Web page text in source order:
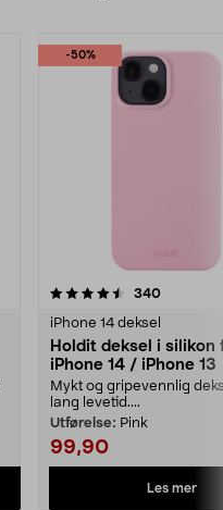
-50%
340
iPhone 14 deksel
Holdit deksel i silikon
iPhone 14 / iPhone 13
Mykt og gripevennlig
lang levetid....
Utførelse: Pink
99,90
Les mer
4.5 av 5 stjerner